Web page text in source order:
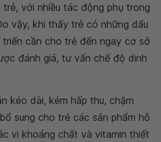
với nhiều tác động phụ trong
vậy, khi thấy trẻ có những dấu
triển cần cho trẻ đến ngay cơ sở
đánh giá, tư vấn chế độ dinh
kéo dài, kém hấp thu, chậm
sung cho trẻ các sản phẩm hỗ
vi khoáng chất và vitamin thiết